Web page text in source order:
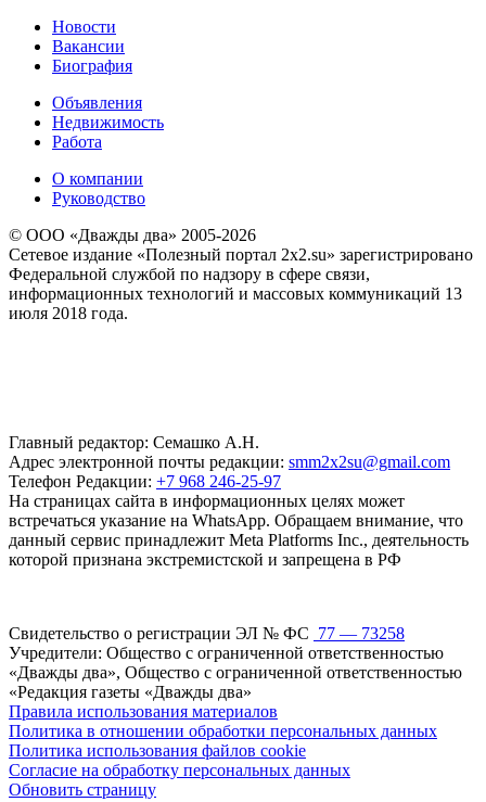
Новости
Вакансии
Биография
Объявления
Недвижимость
Работа
О компании
Руководство
© ООО «Дважды два» 2005-2026
Сетевое издание «Полезный портал 2x2.su» зарегистрировано
Федеральной службой по надзору в сфере связи,
информационных технологий и массовых коммуникаций 13
июля 2018 года.
Главный редактор: Семашко А.Н.
Адрес электронной почты редакции: smm2x2su@gmail.com
Телефон Редакции: +7 968 246-25-97
На страницах сайта в информационных целях может
встречаться указание на WhatsApp. Обращаем внимание, что
данный сервис принадлежит Meta Platforms Inc., деятельность
которой признана экстремистской и запрещена в РФ
Свидетельство о регистрации ЭЛ № ФС 77 — 73258
Учредители: Общество с ограниченной ответственностью
«Дважды два», Общество с ограниченной ответственностью
«Редакция газеты «Дважды два»
Правила использования материалов
Политика в отношении обработки персональных данных
Политика использования файлов cookie
Согласие на обработку персональных данных
Обновить страницу